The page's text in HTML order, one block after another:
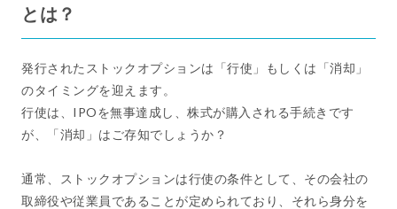
とは？
発行されたストックオプションは「行使」もしくは「消却」
のタイミングを迎えます。
行使は、IPOを無事達成し、株式が購入される手続きです
が、「消却」はご存知でしょうか？
通常、ストックオプションは行使の条件として、その会社の
取締役や従業員であることが定められており、それら身分を